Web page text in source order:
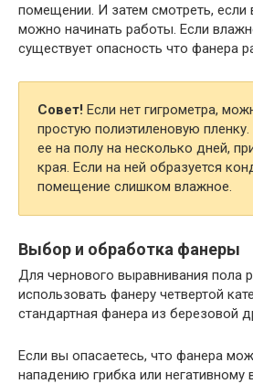
помещении. И затем смотреть, если
можно начинать работы. Если
существует опасность что фанера
Совет! Если нет гигрометра,
простую полиэтиленовую
ее на полу на несколько дней,
края. Если на ней образуется
помещение слишком влажное.
Выбор и обработка фанеры
Для чернового выравнивания пола
использовать фанеру четвертой
стандартная фанера из березовой
Если вы опасаетесь, что фанера
нападению грибка или